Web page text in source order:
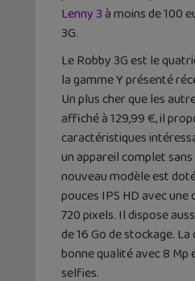
Lenny 3 à moins de 100
3G.
Le Robby 3G est le
la gamme Y présenté
Un plus cher que les
affiché à 129,99 €, il
caractéristiques
un appareil complet sans
nouveau modèle est
pouces IPS HD avec
720 pixels. Il dispose
de 16 Go de stockage.
bonne qualité avec 8 Mp
selfies.